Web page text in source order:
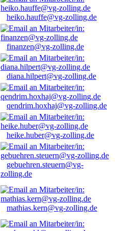
heiko.hauffe@vg-zolling.de
finanzen@vg-zolling.de
diana.hilpert@vg-zolling.de
qendrim.hoxhaj@vg-zolling.de
heike.huber@vg-zolling.de
gebuehren.steuern@vg-
zolling.de
mathias.kern@vg-zolling.de